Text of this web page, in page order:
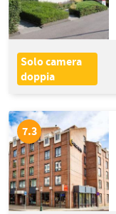
7.3
Solo camera
doppia